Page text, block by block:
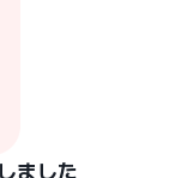
ました